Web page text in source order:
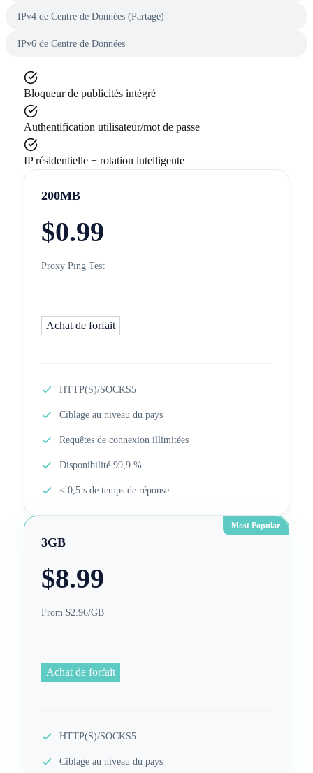
IPv4 de Centre de Données (Partagé)
IPv6 de Centre de Données
Bloqueur de publicités intégré
Authentification utilisateur/mot de passe
IP résidentielle + rotation intelligente
200MB
$0.99
Proxy Ping Test
Achat de forfait
HTTP(S)/SOCKS5
Ciblage au niveau du pays
Requêtes de connexion illimitées
Disponibilité 99,9 %
< 0,5 s de temps de réponse
Most Popular
3GB
$8.99
From $2.96/GB
Achat de forfait
HTTP(S)/SOCKS5
Ciblage au niveau du pays